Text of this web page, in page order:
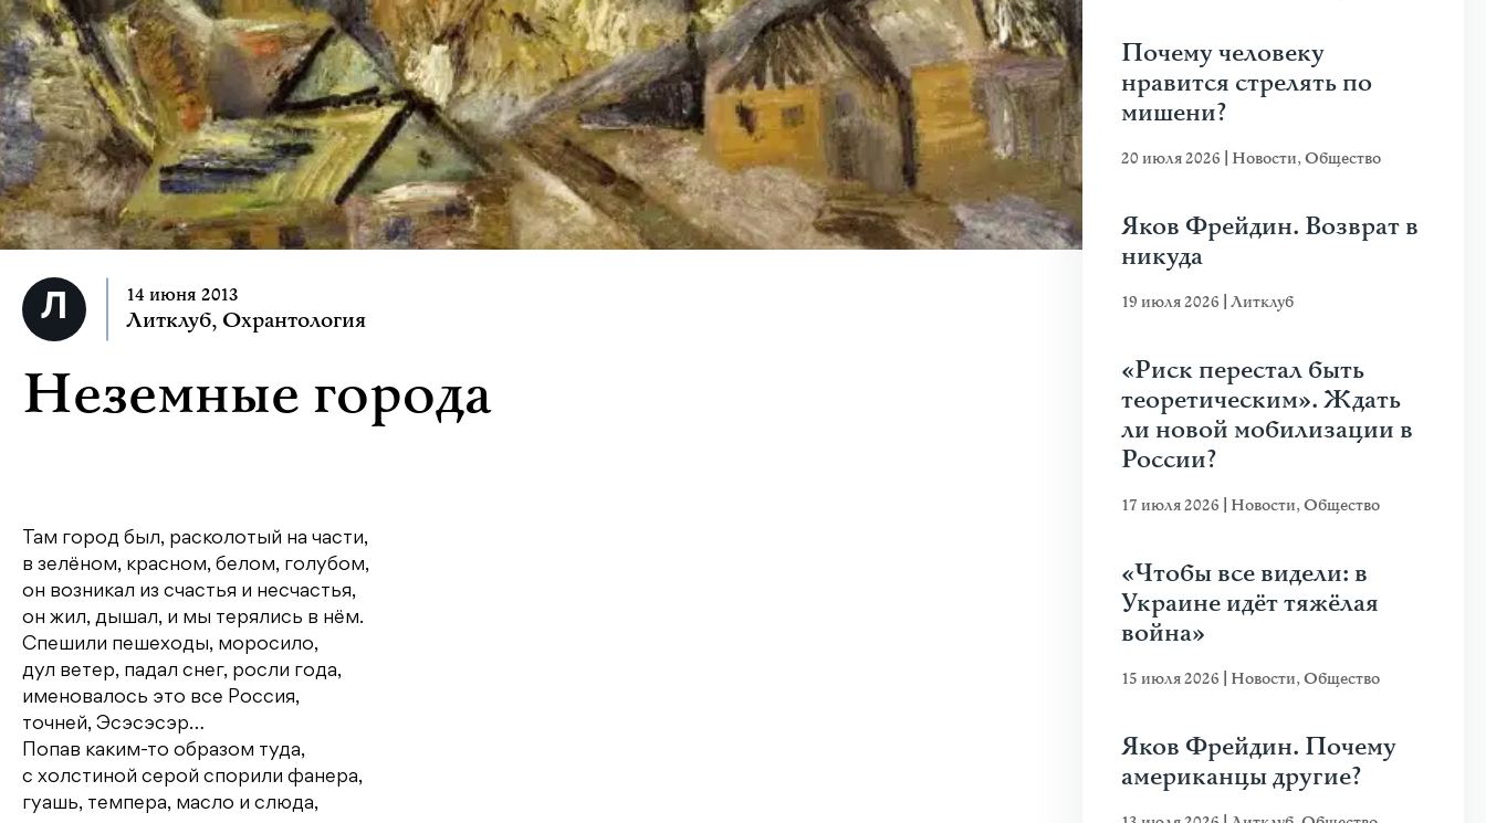
14 июня 2013
Литклуб, Охрантология
Неземные города
Там город был, расколотый на части,
в зелёном, красном, белом, голубом,
он возникал из счастья и несчастья,
он жил, дышал, и мы терялись в нём.
Спешили пешеходы, моросило,
дул ветер, падал снег, росли года,
именовалось это все Россия,
точней, Эсэсэсэр…
Попав каким-то образом туда,
с холстиной серой спорили фанера,
гуашь, темпера, масло и слюда,
Почему человеку
нравится стрелять по
мишени?
20 июля 2026 Новости,Общество
Яков Фрейдин. Возврат в
никуда
19 июля 2026 Литклуб
«Риск перестал быть
теоретическим». Ждать
ли новой мобилизации в
России?
17 июля 2026 Новости,Общество
«Чтобы все видели: в
Украине идёт тяжёлая
война»
15 июля 2026 Новости,Общество
Яков Фрейдин. Почему
американцы другие?